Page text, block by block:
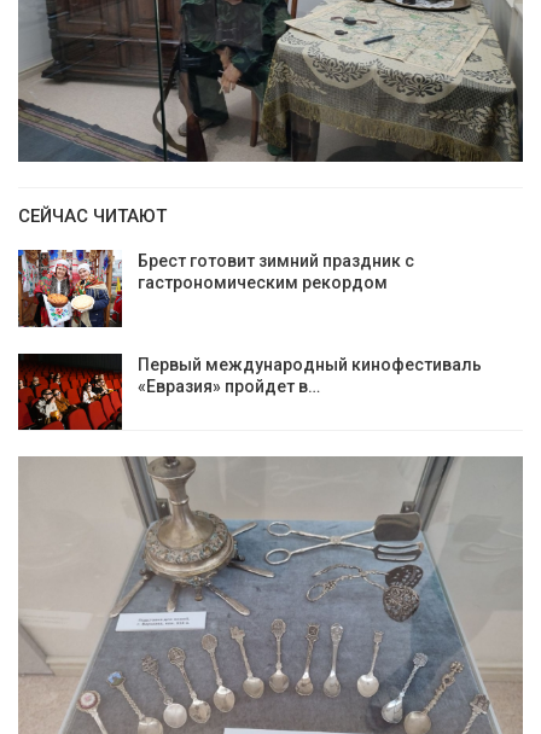
СЕЙЧАС ЧИТАЮТ
Брест готовит зимний праздник с
гастрономическим рекордом
Первый международный кинофестиваль
«Евразия» пройдет в…